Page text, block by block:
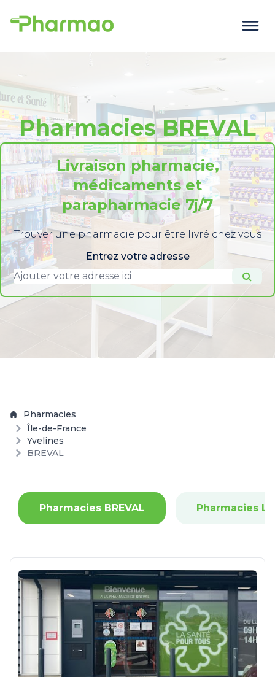
Pharmacies BREVAL
Livraison pharmacie,
médicaments et
parapharmacie 7j/7
Trouver une pharmacie pour être livré chez vous
Entrez votre adresse
Pharmacies
Île-de-France
Yvelines
BREVAL
Pharmacies BREVAL Pharmacies LE